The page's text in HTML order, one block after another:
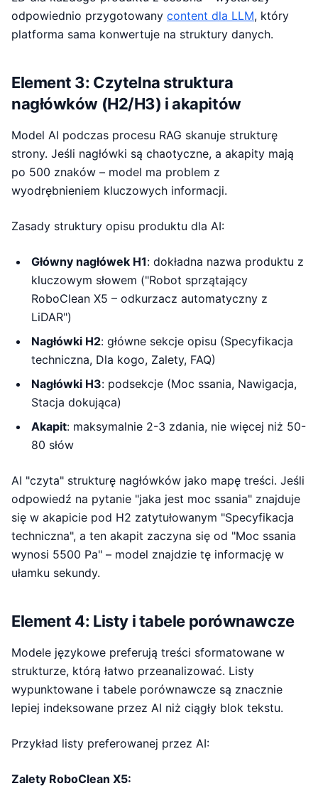
odpowiednio przygotowany content dla LLM, który
platforma sama konwertuje na struktury danych.
Element 3: Czytelna struktura
nagłówków (H2/H3) i akapitów
Model AI podczas procesu RAG skanuje strukturę
strony. Jeśli nagłówki są chaotyczne, a akapity mają
po 500 znaków – model ma problem z
wyodrębnieniem kluczowych informacji.
Zasady struktury opisu produktu dla AI:
Główny nagłówek H1: dokładna nazwa produktu z
kluczowym słowem ("Robot sprzątający
RoboClean X5 – odkurzacz automatyczny z
LiDAR")
Nagłówki H2: główne sekcje opisu (Specyfikacja
techniczna, Dla kogo, Zalety, FAQ)
Nagłówki H3: podsekcje (Moc ssania, Nawigacja,
Stacja dokująca)
Akapit: maksymalnie 2-3 zdania, nie więcej niż 50-
80 słów
AI "czyta" strukturę nagłówków jako mapę treści. Jeśli
odpowiedź na pytanie "jaka jest moc ssania" znajduje
się w akapicie pod H2 zatytułowanym "Specyfikacja
techniczna", a ten akapit zaczyna się od "Moc ssania
wynosi 5500 Pa" – model znajdzie tę informację w
ułamku sekundy.
Element 4: Listy i tabele porównawcze
Modele językowe preferują treści sformatowane w
strukturze, którą łatwo przeanalizować. Listy
wypunktowane i tabele porównawcze są znacznie
lepiej indeksowane przez AI niż ciągły blok tekstu.
Przykład listy preferowanej przez AI:
Zalety RoboClean X5: